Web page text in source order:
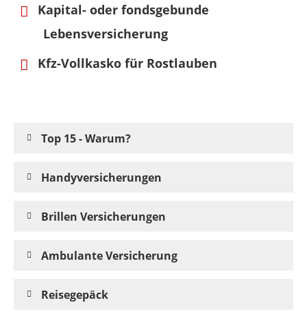
Kapital- oder fondsgebunde
Lebensversicherung
Kfz-Vollkasko für Rostlauben
Top 15 - Warum?
Handyversicherungen
Brillen Versicherungen
Ambulante Versicherung
Reisegepäck